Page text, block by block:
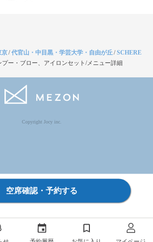
京/代官山・中目黒・学芸大学・自由が丘/SCHERE
プー・ブロー、アイロンセット/メニュー詳細
Copyright Jocy inc.
空席確認・予約する